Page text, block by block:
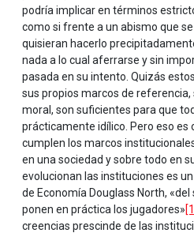
podría implicar en términos
como si frente a un abismo que
quisieran hacerlo
nada a lo cual aferrarse y sin
pasada en su intento. Quizás
sus propios marcos de
moral, son suficientes para que
prácticamente idílico. Pero eso es
cumplen los marcos
en una sociedad y sobre todo en
evolucionan las instituciones es
de Economía Douglass North,
ponen en práctica los jugadores»
creencias prescinde de las